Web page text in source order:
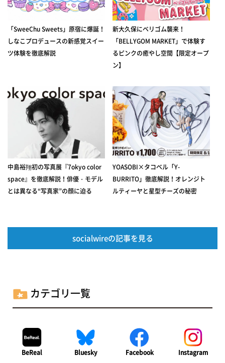
「SweeChu Sweets」原宿に爆誕！
しなこプロデュースの新感覚スイー
ツ体験を徹底解説
新大久保にベリゴム襲来！
「BELLYGOM MARKET」で体験す
るピンクの癒やし空間【限定オープ
ン】
中島裕翔初の写真展『7okyo color
space』を徹底解説！俳優・モデル
とは異なる“写真家”の顔に迫る
YOASOBI×タコベル「Y-
BURRITO」徹底解説！オレンジト
ルティーヤと星型チーズの秘密
socialwireの記事を見る
カテゴリ一覧
BeReal Bluesky Facebook Instagram